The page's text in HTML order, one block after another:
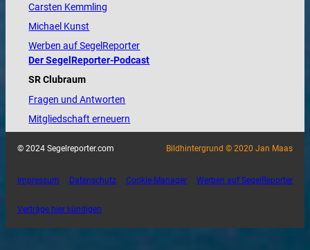
Carsten Kemmling
Michael Kunst
Werben auf SegelReporter
Der SegelReporter-Podcast
SR Clubraum
Fragen und Antworten
Mitgliedschaft erneuern
© 2024 Segelreporter.com Bildhintergrund © 2020 Jan Maas
Impressum Datenschutz Cookie-Manager Werben auf SegelReporter
Verträge hier kündigen